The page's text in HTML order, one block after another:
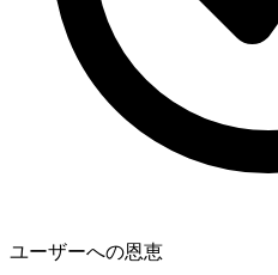
ユーザーへの恩恵